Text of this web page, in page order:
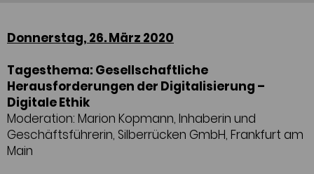
Donnerstag, 26. März 2020
Tagesthema: Gesellschaftliche
Herausforderungen der Digitalisierung –
Digitale Ethik
Moderation: Marion Kopmann, Inhaberin und
Geschäftsführerin, Silberrücken GmbH, Frankfurt am
Main